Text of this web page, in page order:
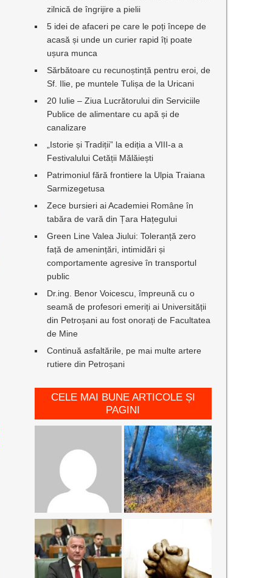
zilnică de îngrijire a pielii
5 idei de afaceri pe care le poți începe de
acasă și unde un curier rapid îți poate
ușura munca
Sărbătoare cu recunoștință pentru eroi, de
Sf. Ilie, pe muntele Tulișa de la Uricani
20 Iulie – Ziua Lucrătorului din Serviciile
Publice de alimentare cu apă și de
canalizare
„Istorie și Tradiții” la ediția a VIII-a a
Festivalului Cetății Mălăiești
Patrimoniul fără frontiere la Ulpia Traiana
Sarmizegetusa
Zece bursieri ai Academiei Române în
tabăra de vară din Țara Hațegului
Green Line Valea Jiului: Toleranță zero
față de amenințări, intimidări și
comportamente agresive în transportul
public
Dr.ing. Benor Voicescu, împreună cu o
seamă de profesori emeriți ai Universității
din Petroșani au fost onorați de Facultatea
de Mine
Continuă asfaltările, pe mai multe artere
rutiere din Petroșani
CELE MAI BUNE ARTICOLE ȘI
PAGINI